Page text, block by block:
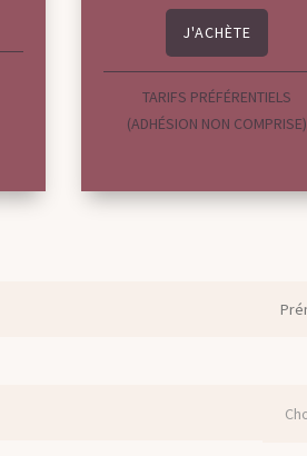
J'ACHÈTE
TARIFS PRÉFÉRENTIELS
(ADHÉSION NON COMPRISE)